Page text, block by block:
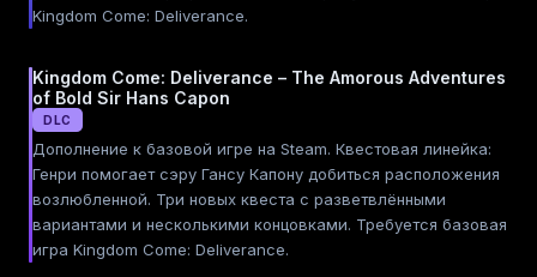
Kingdom Come: Deliverance.
Kingdom Come: Deliverance – The Amorous Adventures
of Bold Sir Hans Capon
DLC
Дополнение к базовой игре на Steam. Квестовая линейка:
Генри помогает сэру Гансу Капону добиться расположения
возлюбленной. Три новых квеста с разветвлёнными
вариантами и несколькими концовками. Требуется базовая
игра Kingdom Come: Deliverance.